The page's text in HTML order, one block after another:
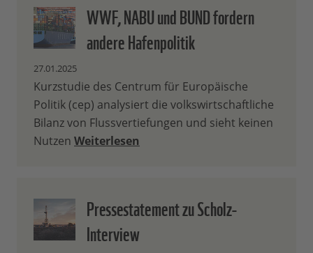
WWF, NABU und BUND fordern
andere Hafenpolitik
27.01.2025
Kurzstudie des Centrum für Europäische
Politik (cep) analysiert die volkswirtschaftliche
Bilanz von Flussvertiefungen und sieht keinen
Nutzen Weiterlesen
Pressestatement zu Scholz-
Interview